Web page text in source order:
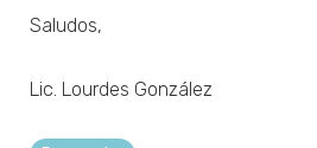
Saludos,
Lic. Lourdes González